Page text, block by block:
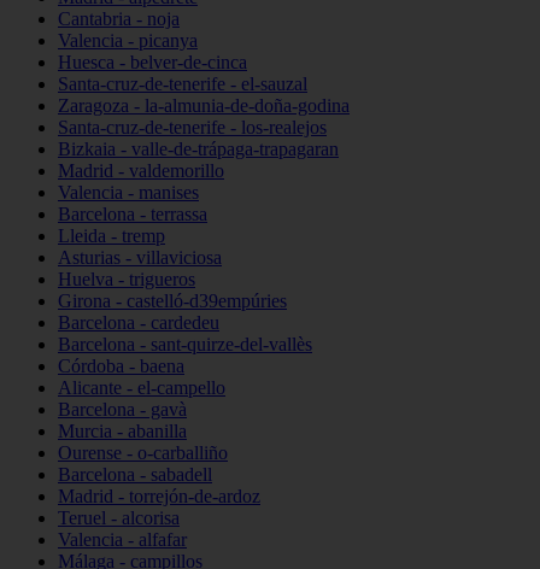
Cantabria - noja
Valencia - picanya
Huesca - belver-de-cinca
Santa-cruz-de-tenerife - el-sauzal
Zaragoza - la-almunia-de-doña-godina
Santa-cruz-de-tenerife - los-realejos
Bizkaia - valle-de-trápaga-trapagaran
Madrid - valdemorillo
Valencia - manises
Barcelona - terrassa
Lleida - tremp
Asturias - villaviciosa
Huelva - trigueros
Girona - castelló-d39empúries
Barcelona - cardedeu
Barcelona - sant-quirze-del-vallès
Córdoba - baena
Alicante - el-campello
Barcelona - gavà
Murcia - abanilla
Ourense - o-carballiño
Barcelona - sabadell
Madrid - torrejón-de-ardoz
Teruel - alcorisa
Valencia - alfafar
Málaga - campillos